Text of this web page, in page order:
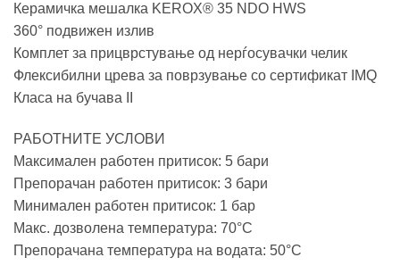
Керамичка мешалка KEROX® 35 NDO HWS
360° подвижен излив
Комплет за прицврстување од нерѓосувачки челик
Флексибилни црева за поврзување со сертификат IMQ
Класа на бучава II
РАБОТНИТЕ УСЛОВИ
Максимален работен притисок: 5 бари
Препорачан работен притисок: 3 бари
Минимален работен притисок: 1 бар
Макс. дозволена температура: 70°C
Препорачана температура на водата: 50°C